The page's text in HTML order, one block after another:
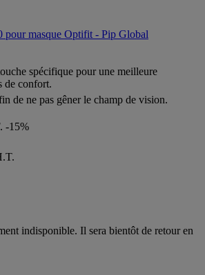
masque Optifit - Pip Global
spécifique pour une meilleure
de confort.
de ne pas gêner le champ de vision.
-15%
indisponible. Il sera bientôt de retour en